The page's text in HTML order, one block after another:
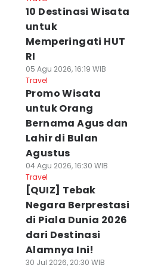
10 Destinasi Wisata
untuk
Memperingati HUT
RI
05 Agu 2026, 16:19 WIB
Travel
Promo Wisata
untuk Orang
Bernama Agus dan
Lahir di Bulan
Agustus
04 Agu 2026, 16:30 WIB
Travel
[QUIZ] Tebak
Negara Berprestasi
di Piala Dunia 2026
dari Destinasi
Alamnya Ini!
30 Jul 2026, 20:30 WIB